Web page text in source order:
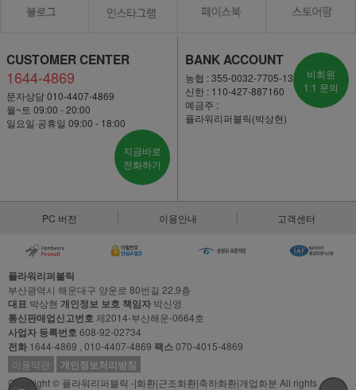
CUSTOMER CENTER
1644-4869
문자상담 010-4407-4869
월~토 09:00 - 20:00
일요일·공휴일 09:00 - 18:00
지금바로
전화하기
BANK ACCOUNT
농협 : 355-0032-7705-13
신한 : 110-427-887160
예금주 :
플라워리퍼블릭(박상현)
비회원
1:1 문의
PC 버전 이용안내 고객센터
플라워리퍼블릭
부산광역시 해운대구 양운로 80번길 22,9층
대표 박상현 개인정보 보호 책임자 박신영
통신판매업신고번호제2014-부산해운-0664호
사업자 등록번호608-92-02734
전화 1644-4869 , 010-4407-4869 팩스070-4015-4869
이용약관
개인정보처리방침
Copyright © 플라워리퍼블릭 -|화환|근조화환|축하화환|개업화분 All rights